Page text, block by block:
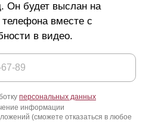
Он будет выслан на
вместе с
в видео.
персональных данных
информации
(сможете отказаться в любое